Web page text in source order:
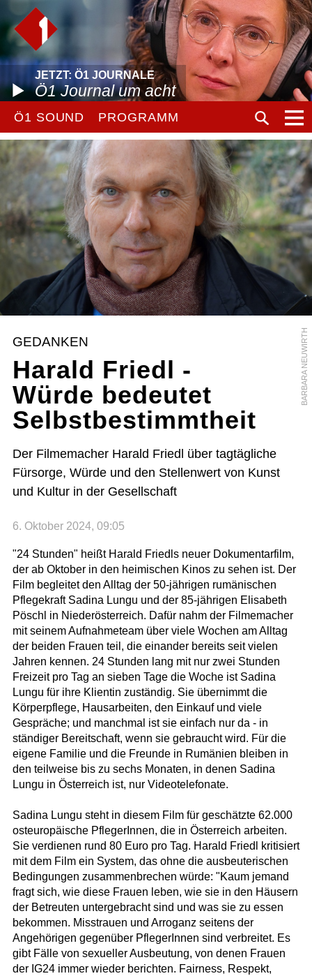
JETZT: Ö1 JOURNALE
Ö1 Journal um acht
Ö1 SOUND PROGRAMM
BARBARA NEUWIRTH
GEDANKEN
Harald Friedl -
Würde bedeutet
Selbstbestimmtheit
Der Filmemacher Harald Friedl über tagtägliche
Fürsorge, Würde und den Stellenwert von Kunst
und Kultur in der Gesellschaft
6. Oktober 2024, 09:05
"24 Stunden" heißt Harald Friedls neuer Dokumentarfilm,
der ab Oktober in den heimischen Kinos zu sehen ist. Der
Film begleitet den Alltag der 50-jährigen rumänischen
Pflegekraft Sadina Lungu und der 85-jährigen Elisabeth
Pöschl in Niederösterreich. Dafür nahm der Filmemacher
mit seinem Aufnahmeteam über viele Wochen am Alltag
der beiden Frauen teil, die einander bereits seit vielen
Jahren kennen. 24 Stunden lang mit nur zwei Stunden
Freizeit pro Tag an sieben Tage die Woche ist Sadina
Lungu für ihre Klientin zuständig. Sie übernimmt die
Körperpflege, Hausarbeiten, den Einkauf und viele
Gespräche; und manchmal ist sie einfach nur da - in
ständiger Bereitschaft, wenn sie gebraucht wird. Für die
eigene Familie und die Freunde in Rumänien bleiben in
den teilweise bis zu sechs Monaten, in denen Sadina
Lungu in Österreich ist, nur Videotelefonate.
Sadina Lungu steht in diesem Film für geschätzte 62.000
osteuropäische PflegerInnen, die in Österreich arbeiten.
Sie verdienen rund 80 Euro pro Tag. Harald Friedl kritisiert
mit dem Film ein System, das ohne die ausbeuterischen
Bedingungen zusammenbrechen würde: "Kaum jemand
fragt sich, wie diese Frauen leben, wie sie in den Häusern
der Betreuten untergebracht sind und was sie zu essen
bekommen. Misstrauen und Arroganz seitens der
Angehörigen gegenüber PflegerInnen sind verbreitet. Es
gibt Fälle von sexueller Ausbeutung, von denen Frauen
der IG24 immer wieder berichten. Fairness, Respekt,